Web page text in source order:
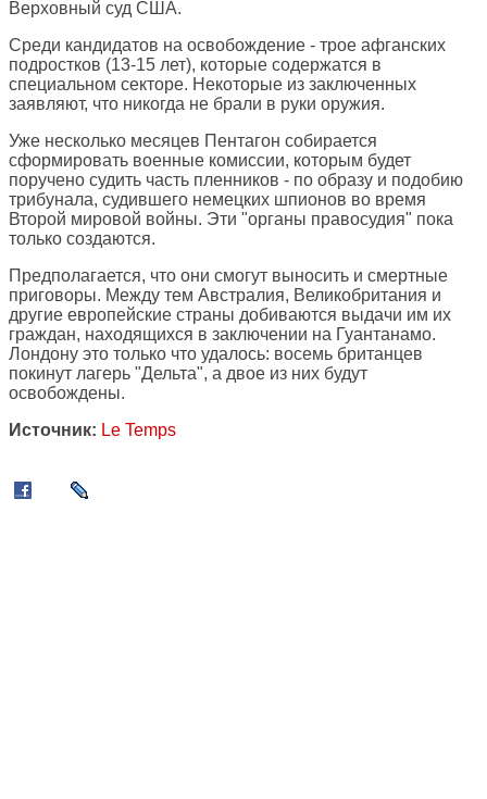
Верховный суд США.
Среди кандидатов на освобождение - трое афганских
подростков (13-15 лет), которые содержатся в
специальном секторе. Некоторые из заключенных
заявляют, что никогда не брали в руки оружия.
Уже несколько месяцев Пентагон собирается
сформировать военные комиссии, которым будет
поручено судить часть пленников - по образу и подобию
трибунала, судившего немецких шпионов во время
Второй мировой войны. Эти "органы правосудия" пока
только создаются.
Предполагается, что они смогут выносить и смертные
приговоры. Между тем Австралия, Великобритания и
другие европейские страны добиваются выдачи им их
граждан, находящихся в заключении на Гуантанамо.
Лондону это только что удалось: восемь британцев
покинут лагерь "Дельта", а двое из них будут
освобождены.
Источник: Le Temps